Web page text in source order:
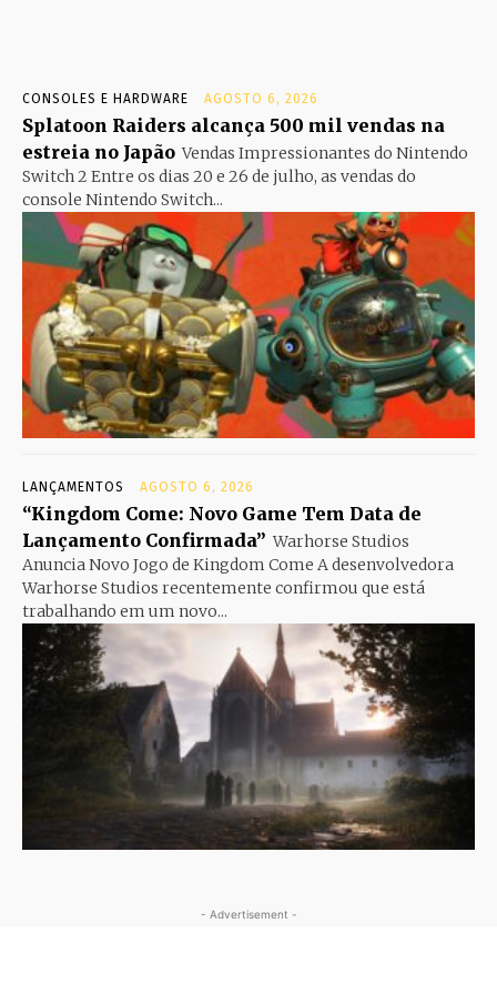
CONSOLES E HARDWARE AGOSTO 6, 2026
Splatoon Raiders alcança 500 mil vendas na
estreia no Japão Vendas Impressionantes do Nintendo
Switch 2 Entre os dias 20 e 26 de julho, as vendas do
console Nintendo Switch...
LANÇAMENTOS AGOSTO 6, 2026
“Kingdom Come: Novo Game Tem Data de
Lançamento Confirmada” Warhorse Studios
Anuncia Novo Jogo de Kingdom Come A desenvolvedora
Warhorse Studios recentemente confirmou que está
trabalhando em um novo...
- Advertisement -